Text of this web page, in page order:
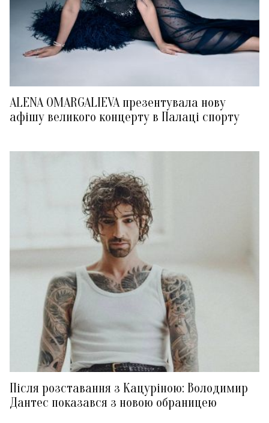
ALENA OMARGALIEVA презентувала нову
афішу великого концерту в Палаці спорту
Після розставання з Кацуріною: Володимир
Дантес показався з новою обраницею